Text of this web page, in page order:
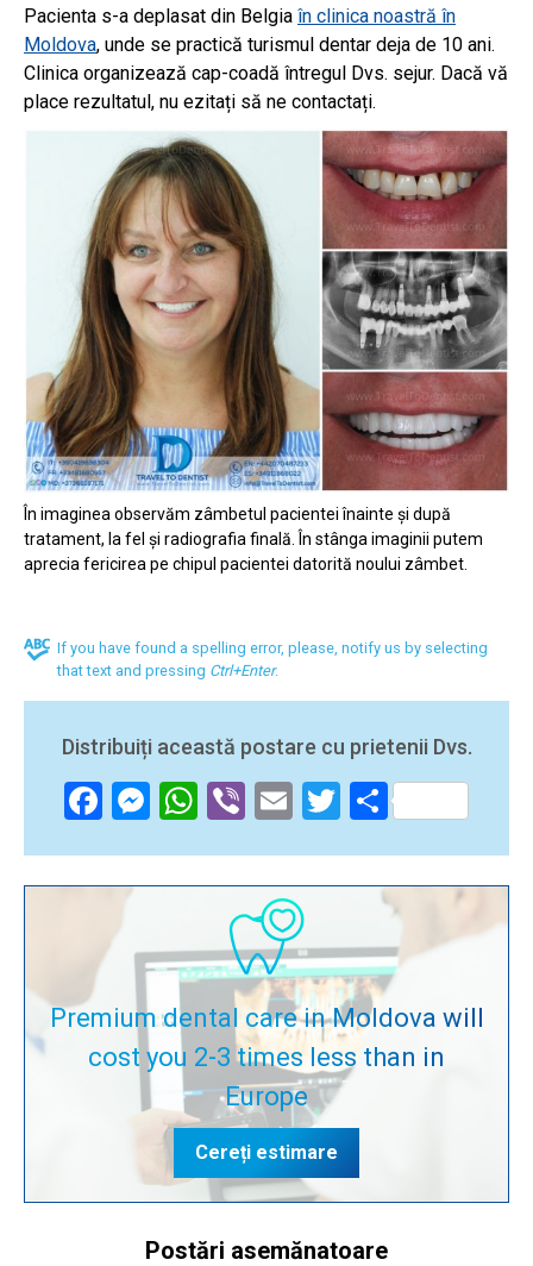
Pacienta s-a deplasat din Belgia în clinica noastră în
Moldova, unde se practică turismul dentar deja de 10 ani.
Clinica organizează cap-coadă întregul Dvs. sejur. Dacă vă
place rezultatul, nu ezitați să ne contactați.
În imaginea observăm zâmbetul pacientei înainte și după
tratament, la fel și radiografia finală. În stânga imaginii putem
aprecia fericirea pe chipul pacientei datorită noului zâmbet.
If you have found a spelling error, please, notify us by selecting
that text and pressing Ctrl+Enter.
Distribuiți această postare cu prietenii Dvs.
Facebook
Messenger
WhatsApp
ViberEmailTwitter
Premium dental care in Moldova will
cost you 2-3 times less than in
Europe
Cereți estimare
Postări asemănatoare